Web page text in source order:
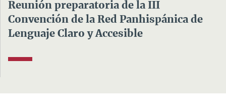
Reunión preparatoria de la III
Convención de la Red Panhispánica de
Lenguaje Claro y Accesible